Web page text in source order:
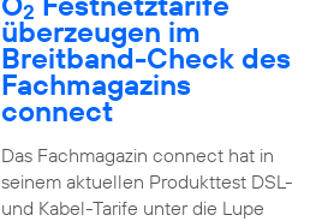
2
überzeugen im
Breitband-Check des
Fachmagazins
connect
Das Fachmagazin connect hat in
seinem aktuellen Produkttest DSL-
und Kabel-Tarife unter die Lupe